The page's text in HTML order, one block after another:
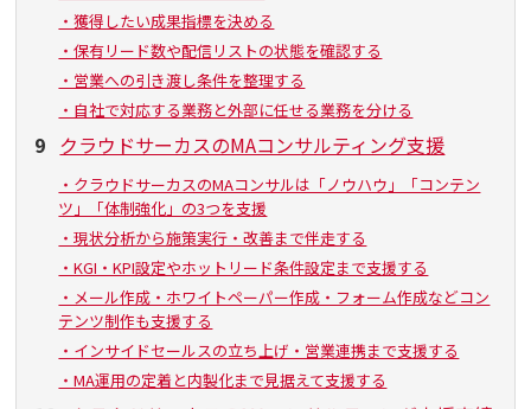
・獲得したい成果指標を決める
・保有リード数や配信リストの状態を確認する
・営業への引き渡し条件を整理する
・自社で対応する業務と外部に任せる業務を分ける
9 クラウドサーカスのMAコンサルティング支援
・クラウドサーカスのMAコンサルは「ノウハウ」「コンテン
ツ」「体制強化」の3つを支援
・現状分析から施策実行・改善まで伴走する
・KGI・KPI設定やホットリード条件設定まで支援する
・メール作成・ホワイトペーパー作成・フォーム作成などコン
テンツ制作も支援する
・インサイドセールスの立ち上げ・営業連携まで支援する
・MA運用の定着と内製化まで見据えて支援する